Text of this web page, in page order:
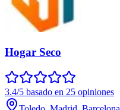
Hogar Seco
3.4/5 basado en 25 opiniones